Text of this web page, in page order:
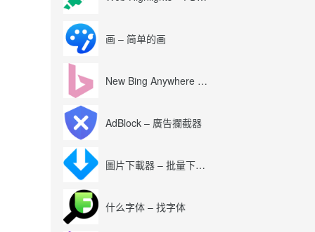
画 – 简单的画
New Bing Anywhere (Bing Chat GPT-4)
AdBlock – 廣告攔截器
圖片下載器 – 批量下載圖片
什么字体 – 找字体